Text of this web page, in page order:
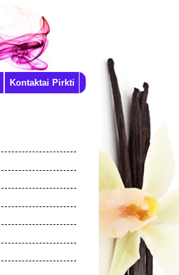
Kontaktai Pirkti